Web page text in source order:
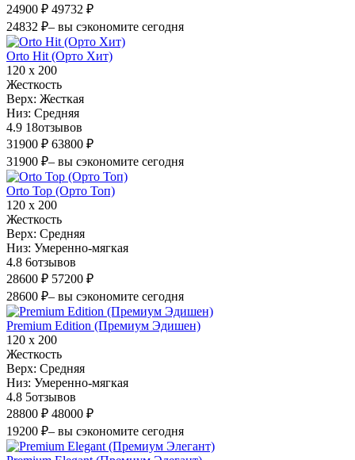
24900 ₽ 49732 ₽
24832 ₽– вы сэкономите сегодня
Orto Hit (Орто Хит)
120 х 200
Жесткость
Верх: Жесткая
Низ: Средняя
4.9 18отзывов
31900 ₽ 63800 ₽
31900 ₽– вы сэкономите сегодня
Orto Top (Орто Топ)
120 х 200
Жесткость
Верх: Средняя
Низ: Умеренно-мягкая
4.8 6отзывов
28600 ₽ 57200 ₽
28600 ₽– вы сэкономите сегодня
Premium Edition (Премиум Эдишен)
120 х 200
Жесткость
Верх: Средняя
Низ: Умеренно-мягкая
4.8 5отзывов
28800 ₽ 48000 ₽
19200 ₽– вы сэкономите сегодня